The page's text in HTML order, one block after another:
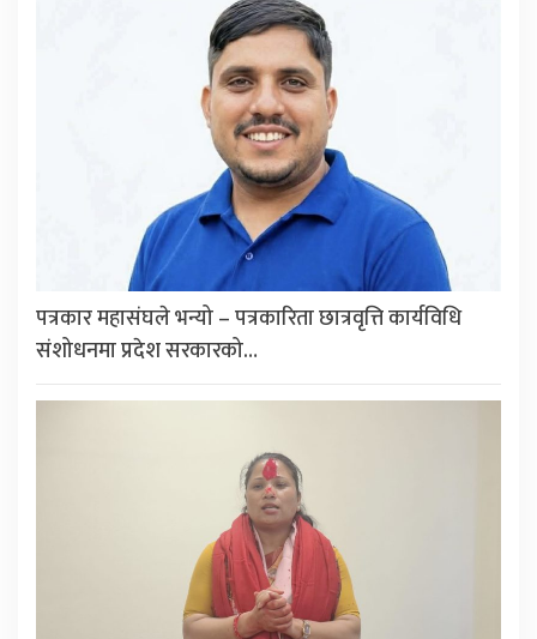
पत्रकार महासंघले भन्यो – पत्रकारिता छात्रवृत्ति कार्यविधि
संशोधनमा प्रदेश सरकारको…